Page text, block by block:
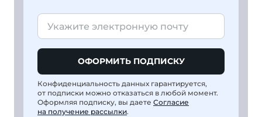
ОФОРМИТЬ ПОДПИСКУ
Конфиденциальность данных гарантируется,
от подписки можно отказаться в любой момент.
Оформляя подписку, вы даете Согласие
на получение рассылки.